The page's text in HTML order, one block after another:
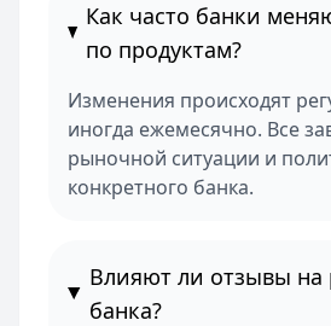
Как часто банки
по продуктам?
Изменения происходят
иногда ежемесячно. Все
рыночной ситуации и
конкретного банка.
Влияют ли отзывы на
банка?